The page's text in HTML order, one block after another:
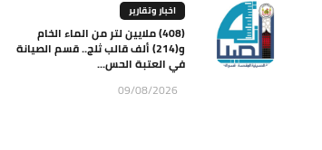
اخبار وتقارير
(408) ملايين لتر من الماء الخام
و(214) ألف قالب ثلج.. قسم الصيانة
في العتبة الحس...
09/08/2026